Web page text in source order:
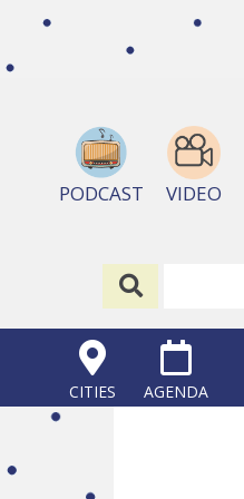
PODCAST VIDEO
CITIES AGENDA